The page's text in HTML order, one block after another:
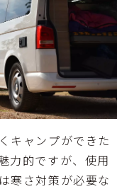
キャンプができた
力的ですが、使用
寒さ対策が必要な